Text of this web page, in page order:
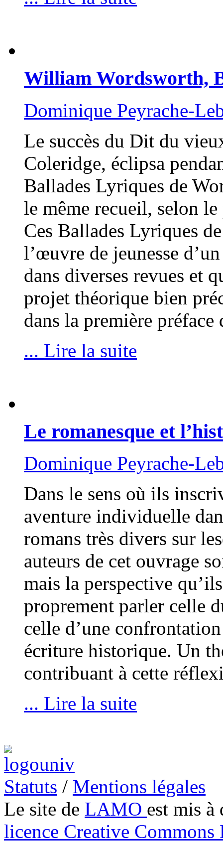
William Wordsworth,
Dominique Peyrache-
Le succès du Dit du
Coleridge, éclipsa
Ballades Lyriques de
le même recueil, selon
Ces Ballades Lyriques
l’œuvre de jeunesse
dans diverses revues et
projet théorique bien
dans la première
... Lire la suite
Le romanesque et
Dominique Peyrache-
Dans le sens où ils
aventure individuelle
romans très divers sur
auteurs de cet ouvrage
mais la perspective
proprement parler celle
celle d’une
écriture historique. Un
contribuant à cette
... Lire la suite
Statuts / Mentions légales
Le site de LAMO est mis à
licence Creative